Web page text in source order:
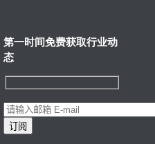
第一时间免费获取行业动
态